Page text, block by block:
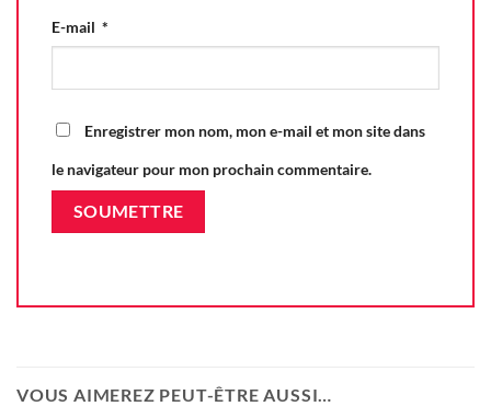
E-mail *
Enregistrer mon nom, mon e-mail et mon site dans
le navigateur pour mon prochain commentaire.
VOUS AIMEREZ PEUT-ÊTRE AUSSI…